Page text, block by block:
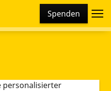
Spenden
Cookies und
Cookies und
personalisierter